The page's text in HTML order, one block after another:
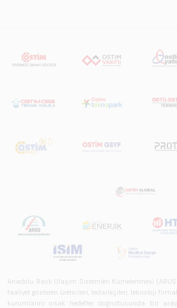
Anadolu Raylı Ulaşım Sistemleri Kümelenmesi
faaliyet gösteren üreticileri, tedarikçileri, teknoloji
kurumlarını ortak hedefler doğrultusunda bir